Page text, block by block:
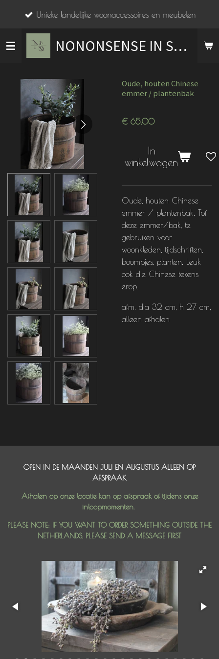
de
hoofdinhoud
NONONSENSE IN STIJL
Unieke landelijke woonaccessoires en meubelen
Oude, houten Chinese
emmer / plantenbak
€ 65,00
In
winkelwagen
Oude, houten Chinese
emmer / plantenbak. Tof
deze emmer/bak, te
gebruiken voor
woonkleden, tijdschriften,
boompjes, planten. Leuk
ook die Chinese tekens
erop.
afm. dia 32 cm, h 27 cm,
alleen afhalen
OPEN IN DE MAANDEN JULI EN AUGUSTUS ALLEEN OP
AFSPRAAK
Afhalen op onze locatie kan op afspraak of tijdens onze
inloopmomenten.
PLEASE NOTE: IF YOU WANT TO ORDER SOMETHING OUTSIDE THE
NETHERLANDS, PLEASE SEND A MESSAGE FIRST